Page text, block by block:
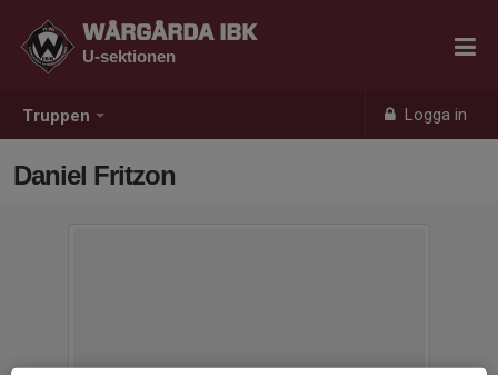
Truppen Logga in
WÅRGÅRDA IBK
U-sektionen
Daniel Fritzon